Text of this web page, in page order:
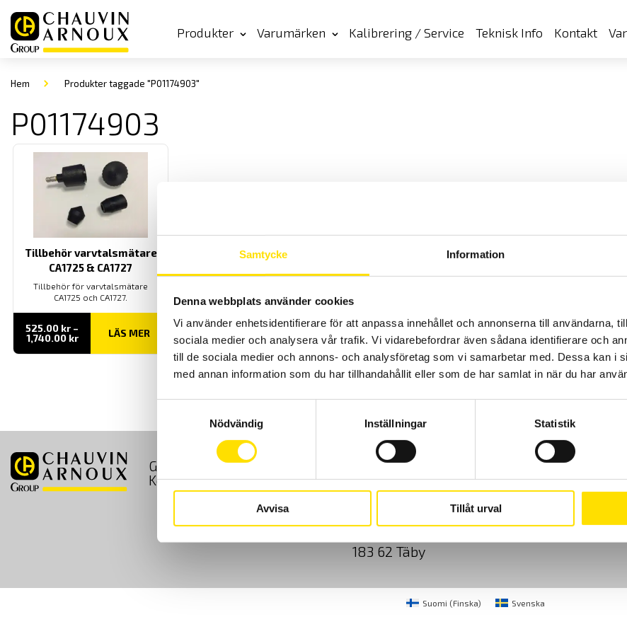
Samtycke Information
Denna webbplats använder cookies
Vi använder enhetsidentifierare för att anpassa innehållet och annonserna till användarna,
sociala medier och analysera vår trafik. Vi vidarebefordrar även sådana identifierare och
till de sociala medier och annons- och analysföretag som vi samarbetar med. Dessa kan i
med annan information som du har tillhandahållit eller som de har samlat in när du har
Nödvändig
Inställningar Statistik
Avvisa Tillåt urval
Produkter Varumärken Kalibrering / Service Teknisk Info Kontakt
Hem Produkter taggade "P01174903"
P01174903
Tillbehör varvtalsmätare
CA1725 & CA1727
Tillbehör för varvtalsmätare
CA1725 och CA1727.
525.00 kr –
1,740.00 krPrisintervall:
till
LÄS MER
GDPR Köpvillkor Cookies
Kontakt
Sjöflygvägen 35
183 62 Täby
08-50 52 68 00
Suomi (Finska) Svenska